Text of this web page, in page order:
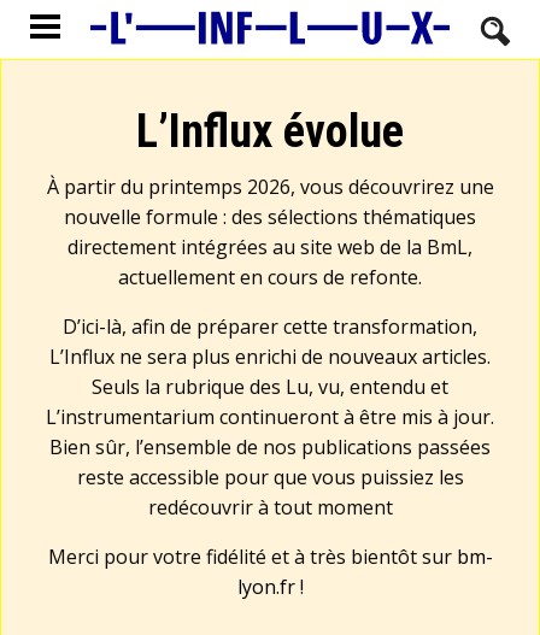
L’Influx évolue
À partir du printemps 2026, vous découvrirez une
nouvelle formule : des sélections thématiques
directement intégrées au site web de la BmL,
actuellement en cours de refonte.
D’ici-là, afin de préparer cette transformation,
L’Influx ne sera plus enrichi de nouveaux articles.
Seuls la rubrique des Lu, vu, entendu et
L’instrumentarium continueront à être mis à jour.
Bien sûr, l’ensemble de nos publications passées
reste accessible pour que vous puissiez les
redécouvrir à tout moment
Merci pour votre fidélité et à très bientôt sur bm-
lyon.fr!